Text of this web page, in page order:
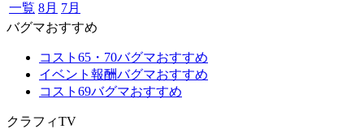
一覧 8月 7月
バグマおすすめ
コスト65・70バグマおすすめ
イベント報酬バグマおすすめ
コスト69バグマおすすめ
クラフィTV